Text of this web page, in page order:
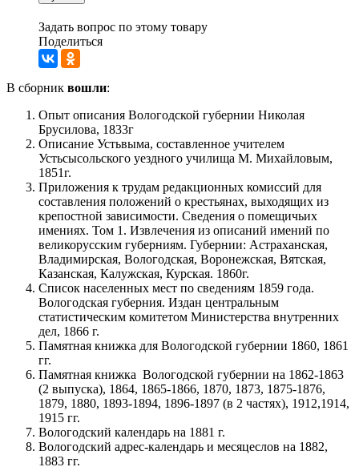
Задать вопрос по этому товару
Поделиться
В сборник вошли:
Опыт описания Вологодской губернии Николая
Брусилова, 1833г
Описание Устьвыма, составленное учителем
Устьсысольского уездного училища М. Михайловым,
1851г.
Приложения к трудам редакционных комиссий для
составления положений о крестьянах, выходящих из
крепостной зависимости. Сведения о помещичьих
имениях. Том 1. Извлечения из описаний имений по
великорусским губерниям. Губернии: Астраханская,
Владимирская, Вологодская, Воронежская, Вятская,
Казанская, Калужская, Курская. 1860г.
Список населенных мест по сведениям 1859 года.
Вологодская губерния. Издан центральным
статистическим комитетом Министерства внутренних
дел, 1866 г.
Памятная книжка для Вологодской губернии 1860, 1861
гг.
Памятная книжка Вологодской губернии на 1862-1863
(2 выпуска), 1864, 1865-1866, 1870, 1873, 1875-1876,
1879, 1880, 1893-1894, 1896-1897 (в 2 частях), 1912,1914,
1915 гг.
Вологодский календарь на 1881 г.
Вологодский адрес-календарь и месяцеслов на 1882,
1883 гг.